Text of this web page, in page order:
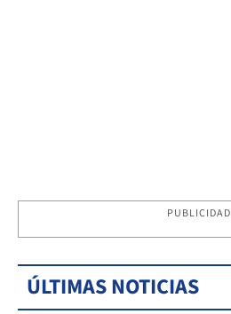
PUBLICIDAD
ÚLTIMAS NOTICIAS